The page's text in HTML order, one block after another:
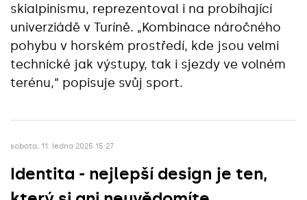
skialpinismu, reprezentoval i na probíhající
univerziádě v Turíně. „Kombinace náročného
pohybu v horském prostředí, kde jsou velmi
technické jak výstupy, tak i sjezdy ve volném
terénu,“ popisuje svůj sport.
sobota, 11. ledna 2025 15:27
Identita - nejlepší design je ten,